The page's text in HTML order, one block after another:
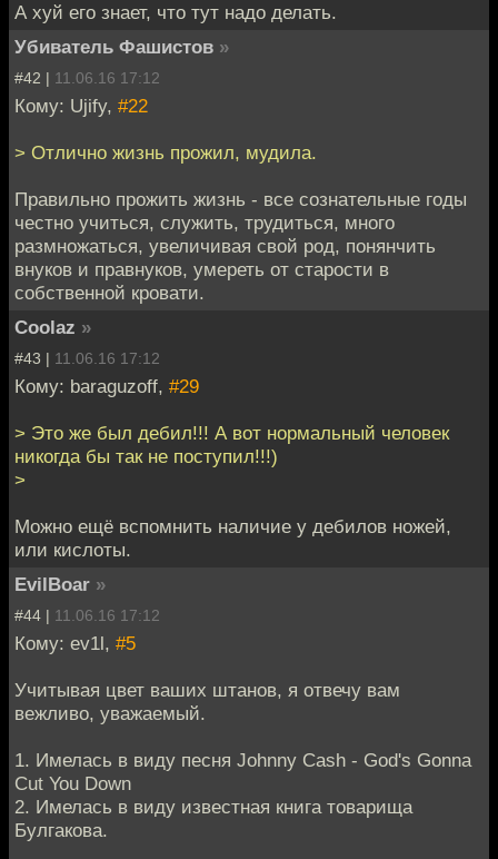
А хуй его знает, что тут надо делать.
Убиватель Фашистов »
#42 | 11.06.16 17:12
Кому: Ujify, #22
> Отлично жизнь прожил, мудила.
Правильно прожить жизнь - все сознательные годы
честно учиться, служить, трудиться, много
размножаться, увеличивая свой род, понянчить
внуков и правнуков, умереть от старости в
собственной кровати.
Coolaz »
#43 | 11.06.16 17:12
Кому: baraguzoff, #29
> Это же был дебил!!! А вот нормальный человек
никогда бы так не поступил!!!)
>
Можно ещё вспомнить наличие у дебилов ножей,
или кислоты.
EvilBoar »
#44 | 11.06.16 17:12
Кому: ev1l, #5
Учитывая цвет ваших штанов, я отвечу вам
вежливо, уважаемый.
1. Имелась в виду песня Johnny Cash - God's Gonna
Cut You Down
2. Имелась в виду известная книга товарища
Булгакова.